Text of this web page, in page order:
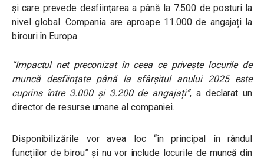
și care prevede desființarea a până la 7.500 de posturi la
nivel global. Compania are aproape 11.000 de angajați la
birouri în Europa.
“Impactul net preconizat în ceea ce privește locurile de
muncă desființate până la sfârșitul anului 2025 este
cuprins între 3.000 și 3.200 de angajați”, a declarat un
director de resurse umane al companiei.
Disponibilizările vor avea loc “în principal în rândul
funcțiilor de birou” și nu vor include locurile de muncă din